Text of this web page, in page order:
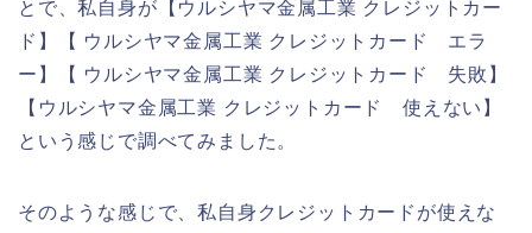
とで、私自身が【ウルシヤマ金属工業 クレジットカー
ド】【 ウルシヤマ金属工業 クレジットカード エラ
ー】【 ウルシヤマ金属工業 クレジットカード 失敗】
【ウルシヤマ金属工業 クレジットカード 使えない】
という感じで調べてみました。
そのような感じで、私自身クレジットカードが使えな